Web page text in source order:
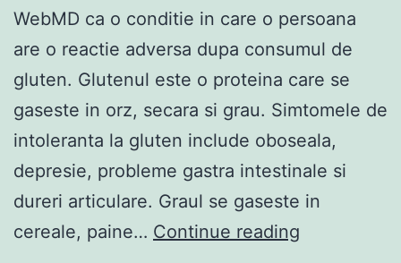
WebMD ca o conditie in care o persoana
are o reactie adversa dupa consumul de
gluten. Glutenul este o proteina care se
gaseste in orz, secara si grau. Simtomele de
intoleranta la gluten include oboseala,
depresie, probleme gastra intestinale si
dureri articulare. Graul se gaseste in
cereale, paine… Continue reading